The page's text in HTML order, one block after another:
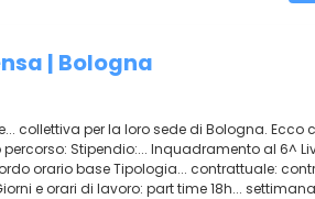
| Bologna
collettiva per la loro sede di Bologna. Ecco
Stipendio:... Inquadramento al 6^
orario base Tipologia... contrattuale:
e orari di lavoro: part time 18h...